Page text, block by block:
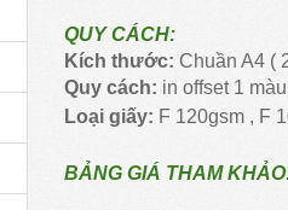
QUY CÁCH:
Kích thước: Chuần A4 (
Quy cách: in offset 1
Loại giấy: F 120gsm , F
BẢNG GIÁ THAM